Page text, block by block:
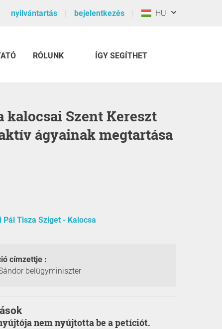
nyilvántartás bejelentkezés HU
RÓLUNK ÍGY SEGÍTHET
ágyainak megtartása
Pál Tisza Sziget - Kalocsa
címzettje :
belügyminiszter
nem nyújtotta be a petíciót.